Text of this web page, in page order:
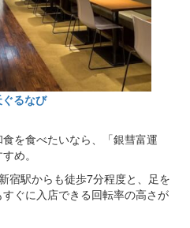
るなび
を食べたいなら、「銀彗富運
め。
宿駅からも徒歩7分程度と、足を
ぐに入店できる回転率の高さが